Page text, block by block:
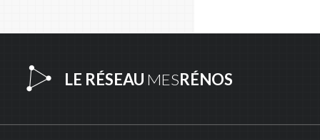
LE RÉSEAU MESRÉNOS